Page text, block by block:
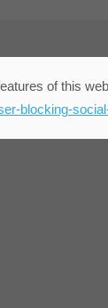
of this
blocking-